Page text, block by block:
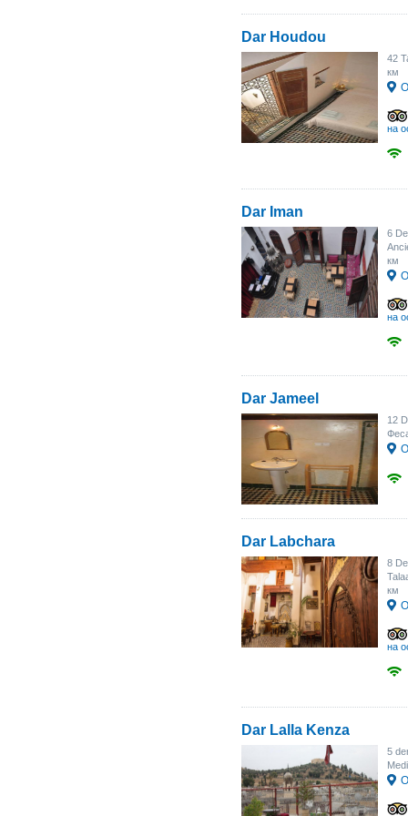
Dar Houdou
42
км
на
Dar Iman
6
км
на
Dar Jameel
12
Dar Labchara
8
км
на
Dar Lalla Kenza
5